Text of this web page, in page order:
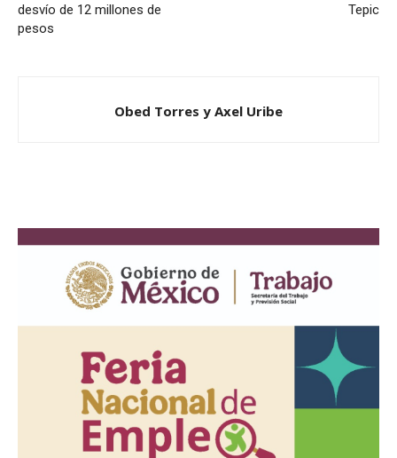
desvío de 12 millones de
pesos
Tepic
Obed Torres y Axel Uribe